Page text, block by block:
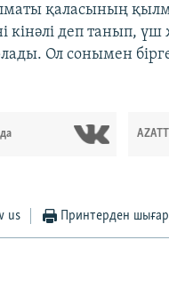
қаласының
кінәлі деп танып,
Ол сонымен
us Принтерден